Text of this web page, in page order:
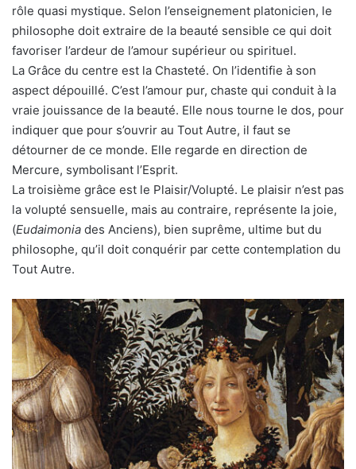
rôle quasi mystique. Selon l’enseignement platonicien, le
philosophe doit extraire de la beauté sensible ce qui doit
favoriser l’ardeur de l’amour supérieur ou spirituel.
La Grâce du centre est la Chasteté. On l’identifie à son
aspect dépouillé. C’est l’amour pur, chaste qui conduit à la
vraie jouissance de la beauté. Elle nous tourne le dos, pour
indiquer que pour s’ouvrir au Tout Autre, il faut se
détourner de ce monde. Elle regarde en direction de
Mercure, symbolisant l’Esprit.
La troisième grâce est le Plaisir/Volupté. Le plaisir n’est pas
la volupté sensuelle, mais au contraire, représente la joie,
(Eudaimonia des Anciens), bien suprême, ultime but du
philosophe, qu’il doit conquérir par cette contemplation du
Tout Autre.